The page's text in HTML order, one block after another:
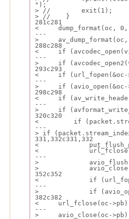
");
> //        exit(1);
> //    }
281c281
<     dump_format(oc,
---
>
288c288
<     if
---
>     if
293c293
<     if (url_fopen(&oc-
---
>     if (avio_open(&oc-
298c298
<     if
---
>     if
320c320
<         if
---
> if (packet.stream_index
331,332c331,332
<
<
---
>
>
352c352
<             if
---
>             if
382c382
<     url_fclose(oc-
---
>     avio_close(oc-